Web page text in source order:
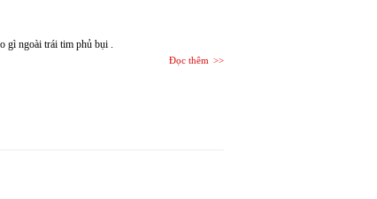
gì ngoài trái tim phủ bụi .
Đọc thêm